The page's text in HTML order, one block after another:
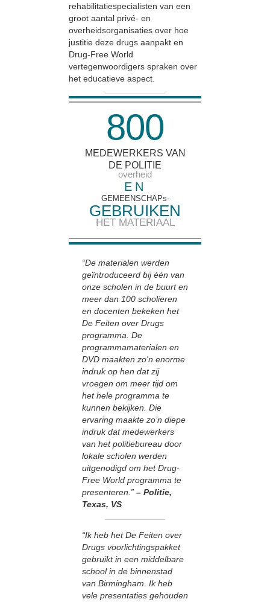
rehabilitatiespecialisten van een
groot aantal privé- en
overheidsorganisaties over hoe
justitie deze drugs aanpakt en
Drug-Free World
vertegenwoordigers spraken over
het educatieve aspect.
800
MEDEWERKERS VAN
DE POLITIE
overheid
EN
GEMEENSCHAPs-
GEBRUIKEN
HET MATERIAAL
“De materialen werden
geïntroduceerd bij één van
onze scholen in de buurt en
meer dan 100 scholieren
en docenten bekeken het
De Feiten over Drugs
programma. De
programmamaterialen en
DVD maakten zo'n enorme
indruk op hen dat zij
vroegen om meer tijd om
het hele programma te
kunnen bekijken. Die
ervaring maakte zo’n diepe
indruk dat medewerkers
van het politiebureau door
lokale scholen werden
uitgenodigd om het Drug-
Free World programma te
presenteren.” – Politie,
Texas, VS
“Ik heb het De Feiten over
Drugs voorlichtingspakket
gebruikt in een middelbare
school in de binnenstad
van Birmingham. Ik heb
vele presentaties gehouden